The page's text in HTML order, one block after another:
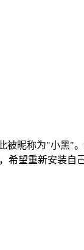
被昵称为"小黑"
希望重新安装自